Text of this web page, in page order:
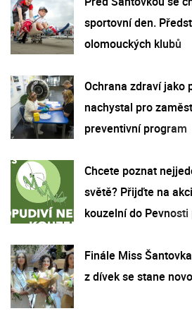
sportovní den.
olomouckých klubů
Ochrana zdraví jako
nachystal pro
preventivní program
Chcete poznat
světě? Přijďte na
kouzelní do
Finále Miss
z dívek se stane